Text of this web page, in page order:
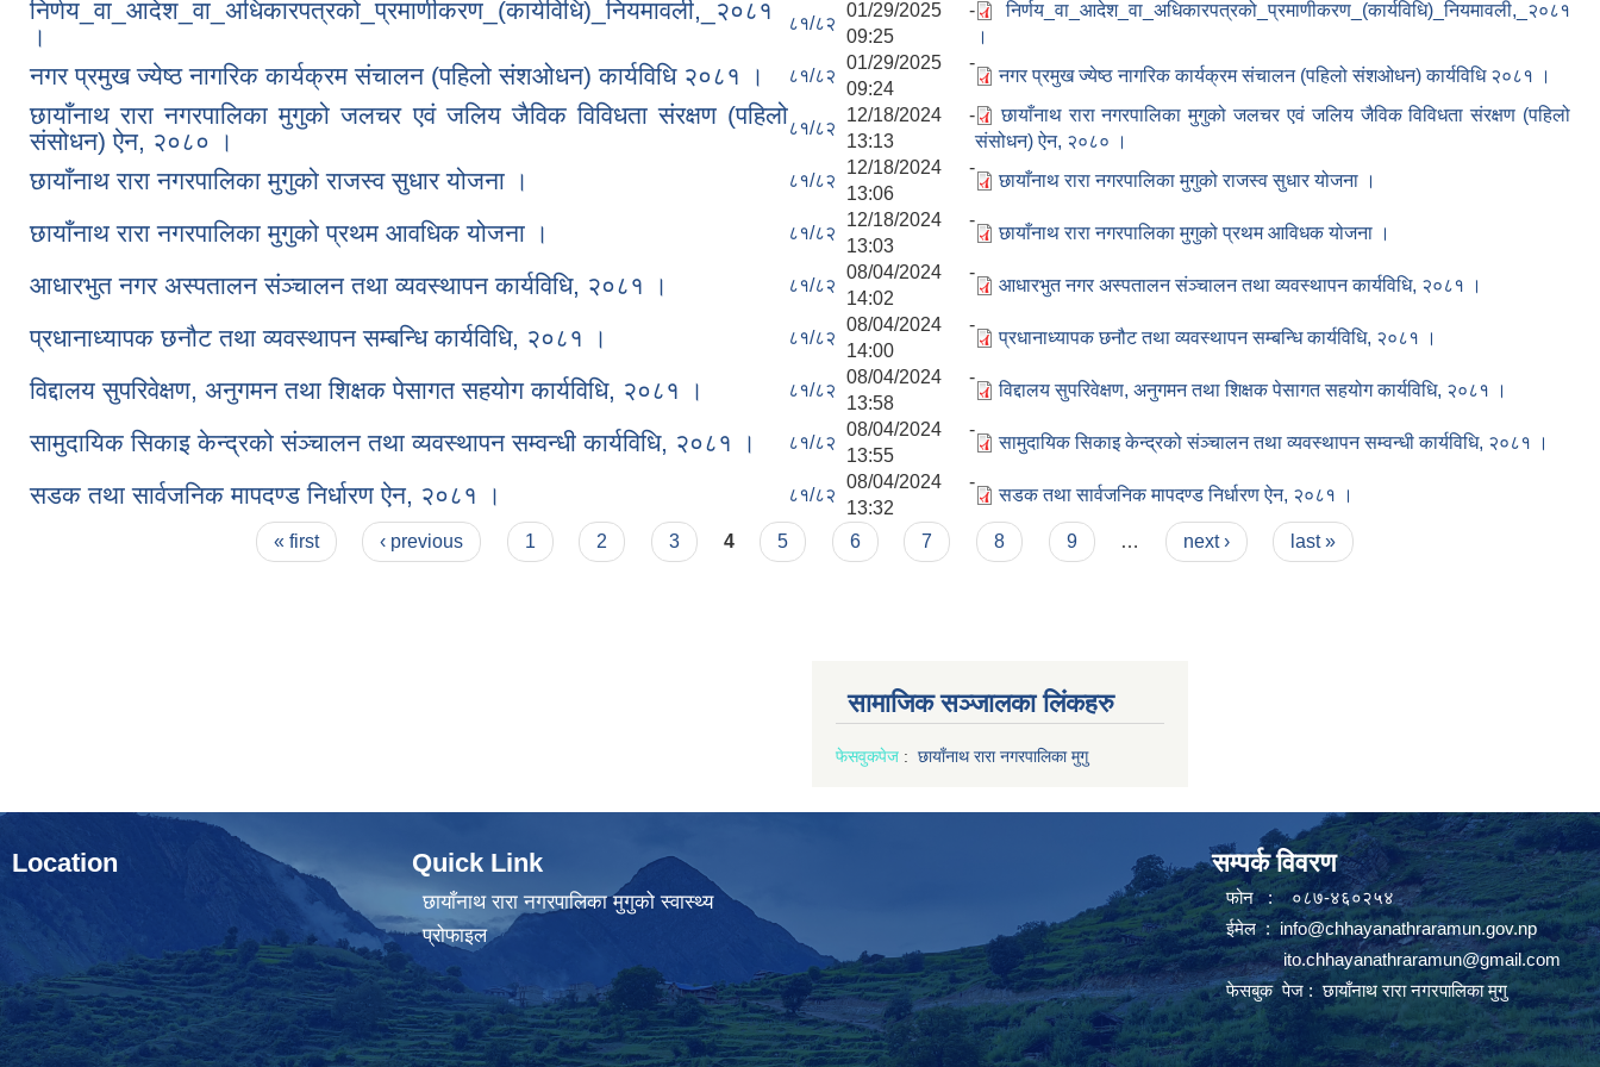
निर्णय_वा_आदेश_वा_अधिकारपत्रको_प्रमाणीकरण_(कार्यविधि)_नियमावली,_२०८१
।
८१/८२
01/29/2025 -
09:25
निर्णय_वा_आदेश_वा_अधिकारपत्रको_प्रमाणीकरण_(कार्यविधि)_नियमावली,_२०८१
।
नगर प्रमुख ज्येष्ठ नागरिक कार्यक्रम संचालन (पहिलो संशओधन) कार्यविधि २०८१ । ८१/८२
01/29/2025 -
09:24
नगर प्रमुख ज्येष्ठ नागरिक कार्यक्रम संचालन (पहिलो संशओधन) कार्यविधि २०८१ ।
छायाँनाथ रारा नगरपालिका मुगुको जलचर एवं जलिय जैविक विविधता संरक्षण (पहिलो
संसोधन) ऐन, २०८० ।
८१/८२
12/18/2024 -
13:13
छायाँनाथ रारा नगरपालिका मुगुको जलचर एवं जलिय जैविक विविधता संरक्षण (पहिलो
संसोधन) ऐन, २०८० ।
छायाँनाथ रारा नगरपालिका मुगुको राजस्व सुधार योजना । ८१/८२
12/18/2024 -
13:06
छायाँनाथ रारा नगरपालिका मुगुको राजस्व सुधार योजना ।
छायाँनाथ रारा नगरपालिका मुगुको प्रथम आवधिक योजना । ८१/८२
12/18/2024 -
13:03
छायाँनाथ रारा नगरपालिका मुगुको प्रथम आविधक योजना ।
आधारभुत नगर अस्पतालन संञ्चालन तथा व्यवस्थापन कार्यविधि, २०८१ । ८१/८२
08/04/2024 -
14:02
आधारभुत नगर अस्पतालन संञ्चालन तथा व्यवस्थापन कार्यविधि, २०८१ ।
प्रधानाध्यापक छनौट तथा व्यवस्थापन सम्बन्धि कार्यविधि, २०८१ । ८१/८२
08/04/2024 -
14:00
प्रधानाध्यापक छनौट तथा व्यवस्थापन सम्बन्धि कार्यविधि, २०८१ ।
विद्दालय सुपरिवेक्षण, अनुगमन तथा शिक्षक पेसागत सहयोग कार्यविधि, २०८१ । ८१/८२
08/04/2024 -
13:58
विद्दालय सुपरिवेक्षण, अनुगमन तथा शिक्षक पेसागत सहयोग कार्यविधि, २०८१ ।
सामुदायिक सिकाइ केन्द्रको संञ्चालन तथा व्यवस्थापन सम्वन्धी कार्यविधि, २०८१ । ८१/८२
08/04/2024 -
13:55
सामुदायिक सिकाइ केन्द्रको संञ्चालन तथा व्यवस्थापन सम्वन्धी कार्यविधि, २०८१ ।
सडक तथा सार्वजनिक मापदण्ड निर्धारण ऐन, २०८१ । ८१/८२
08/04/2024 -
13:32
सडक तथा सार्वजनिक मापदण्ड निर्धारण ऐन, २०८१ ।
« first ‹ previous 1 2 3 4 5 6 7 8 9 … next › last »
सामाजिक सञ्जालका लिंकहरु
फेसवुकपेज : छायाँनाथ रारा नगरपालिका मुगु
Location Quick Link
छायाँनाथ रारा नगरपालिका मुगुको स्वास्थ्य
प्रोफाइल
सम्पर्क विवरण
फोन : ०८७-४६०२५४
ईमेल :info@chhayanathraramun.gov.np
ito.chhayanathraramun@gmail.com
फेसबुक पेज : छायाँनाथ रारा नगरपालिका मुगु